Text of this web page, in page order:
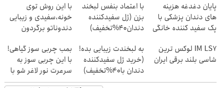
پایان دغدغه هزینه
های دندان پزشکی با
پک سفید کننده خانگی
با اعتماد بنفس لبخند
بزن (ژل سفیدکننده
دندان40%تخفیف)
با این روش توی
خونه،سفیدی و زیبایی
دندوناتو برگردون
IM LS7 لوکس ترین
شاسی بلند برقی ایران
به لبخندت زیبایی بده!
(خرید ژل سفیدکننده
دندان با40%تخفیف)
بمب چربی سوز گیاهی!
با این چربی سوز به
سرعرت نور لاغر شو با
مجوز بهداشت